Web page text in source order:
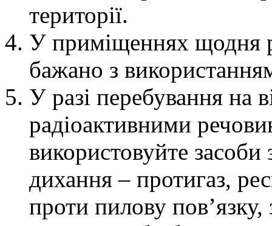
території.
У приміщеннях щодня
бажано з
У разі перебування на
радіоактивними
використовуйте засоби
дихання – протигаз,
проти пилову